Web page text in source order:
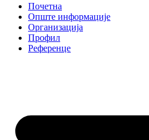
Почетна
Опште информације
Организација
Профил
Референце